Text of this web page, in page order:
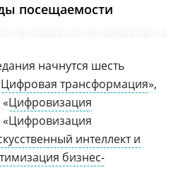
посещаемости
начнутся шесть
Цифровая трансформация»,
Цифровизация
«Цифровизация
интеллект и
бизнес-